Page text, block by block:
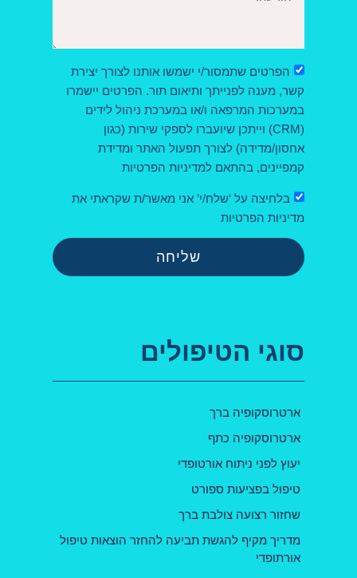
הפרטים שתמסור/י ישמשו אותנו לצורך יצירת
קשר, מענה לפנייתך ותיאום תור. הפרטים יישמרו
במערכות המרפאה ו/או במערכת ניהול לידים
(CRM) וייתכן שיועברו לספקי שירות (כגון
אחסון/מדידה) לצורך תפעול האתר ומדידת
קמפיינים, בהתאם למדיניות הפרטיות
בלחיצה על ‘שלח/י’ אני מאשר/ת שקראתי את
מדיניות הפרטיות
שליחה
סוגי הטיפולים
ארטרוסקופיה ברך
ארטרוסקופיה כתף
יעוץ לפני ניתוח אורטופדי
טיפול בפציעות ספורט
שחזור רצועה צולבת ברך
מדריך מקיף להגשת תביעה להחזר הוצאות טיפול
אורתופדי